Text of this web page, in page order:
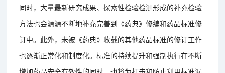
同时，大量最新研究成果、探索性检验检测形成的补充检验
方法也会源源不断地补充完善到《药典》修编和药品标准修
订中。此外，未被《药典》收载的其他药品标准的修订工作
也逐渐正常化和制度化。标准的持续提升和强制执行在不断